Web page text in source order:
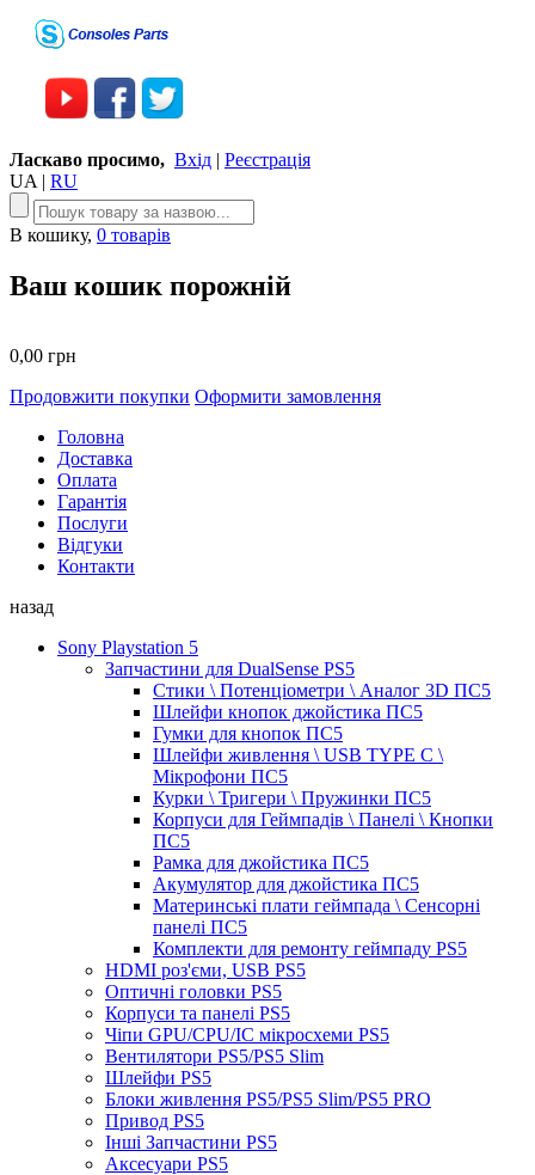
Ласкаво просимо, Вхід | Реєстрація
UA | RU
В кошику, 0 товарів
Ваш кошик порожній
0,00 грн
Продовжити покупки Оформити замовлення
Головна
Доставка
Оплата
Гарантія
Послуги
Відгуки
Контакти
назад
Sony Playstation 5
Запчастини для DualSense PS5
Стики \ Потенціометри \ Аналог 3D ПС5
Шлейфи кнопок джойстика ПС5
Гумки для кнопок ПС5
Шлейфи живлення \ USB TYPE C \
Мікрофони ПС5
Курки \ Тригери \ Пружинки ПС5
Корпуси для Геймпадів \ Панелі \ Кнопки
ПС5
Рамка для джойстика ПС5
Акумулятор для джойстика ПС5
Материнські плати геймпада \ Сенсорні
панелі ПС5
Комплекти для ремонту геймпаду PS5
HDMI роз'єми, USB PS5
Оптичні головки PS5
Корпуси та панелі PS5
Чіпи GPU/CPU/IC мікросхеми PS5
Вентилятори PS5/PS5 Slim
Шлейфи PS5
Блоки живлення PS5/PS5 Slim/PS5 PRO
Привод PS5
Інші Запчастини PS5
Аксесуари PS5